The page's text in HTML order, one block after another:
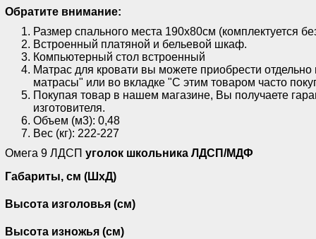
Обратите внимание:
Размер спального места 190х80см (комплектуется
Встроенный платяной и бельевой шкаф.
Компьютерный стол встроенный
Матрас для кровати вы можете приобрести отдельно
матрасы" или во вкладке "С этим товаром часто
Покупая товар в нашем магазине, Вы получаете
изготовителя.
Объем (м3): 0,48
Вес (кг): 222-227
Омега 9 ЛДСП уголок школьника ЛДСП/МДФ
Габариты, см (ШхД)
Высота изголовья (см)
Высота изножья (см)